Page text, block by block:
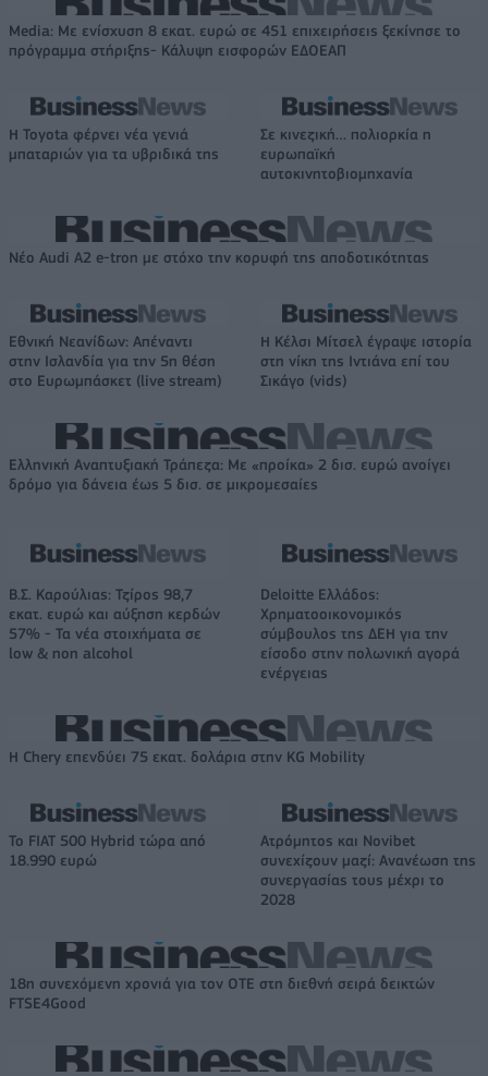
Media: Με ενίσχυση 8 εκατ. ευρώ σε 451 επιχειρήσεις ξεκίνησε το
πρόγραμμα στήριξης- Κάλυψη εισφορών ΕΔΟΕΑΠ
Η Toyota φέρνει νέα γενιά
μπαταριών για τα υβριδικά της
Σε κινεζική… πολιορκία η
ευρωπαϊκή
αυτοκινητοβιομηχανία
Νέο Audi A2 e-tron με στόχο την κορυφή της αποδοτικότητας
Εθνική Νεανίδων: Απέναντι
στην Ισλανδία για την 5η θέση
στο Ευρωμπάσκετ (live stream)
Η Κέλσι Μίτσελ έγραψε ιστορία
στη νίκη της Ιντιάνα επί του
Σικάγο (vids)
Ελληνική Αναπτυξιακή Τράπεζα: Με «προίκα» 2 δισ. ευρώ ανοίγει
δρόμο για δάνεια έως 5 δισ. σε μικρομεσαίες
Β.Σ. Καρούλιας: Τζίρος 98,7
εκατ. ευρώ και αύξηση κερδών
57% - Τα νέα στοιχήματα σε
low & non alcohol
Deloitte Ελλάδος:
Χρηματοοικονομικός
σύμβουλος της ΔΕΗ για την
είσοδο στην πολωνική αγορά
ενέργειας
Η Chery επενδύει 75 εκατ. δολάρια στην KG Mobility
Το FIAT 500 Hybrid τώρα από
18.990 ευρώ
Ατρόμητος και Novibet
συνεχίζουν μαζί: Ανανέωση της
συνεργασίας τους μέχρι το
2028
18η συνεχόμενη χρονιά για τον ΟΤΕ στη διεθνή σειρά δεικτών
FTSE4Good